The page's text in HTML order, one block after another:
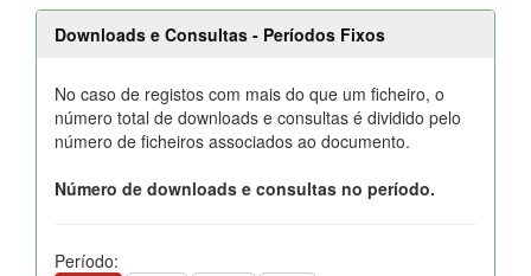
Downloads e Consultas - Períodos Fixos
No caso de registos com mais do que um ficheiro, o
número total de downloads e consultas é dividido pelo
número de ficheiros associados ao documento.
Número de downloads e consultas no período.
Período: